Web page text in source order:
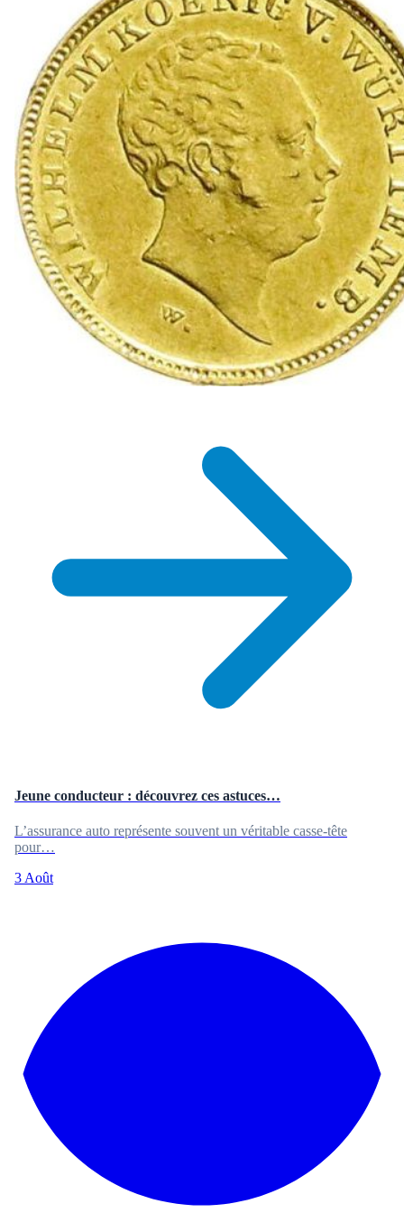
Jeune conducteur : découvrez ces astuces…
L’assurance auto représente souvent un véritable casse-tête
pour…
3 Août